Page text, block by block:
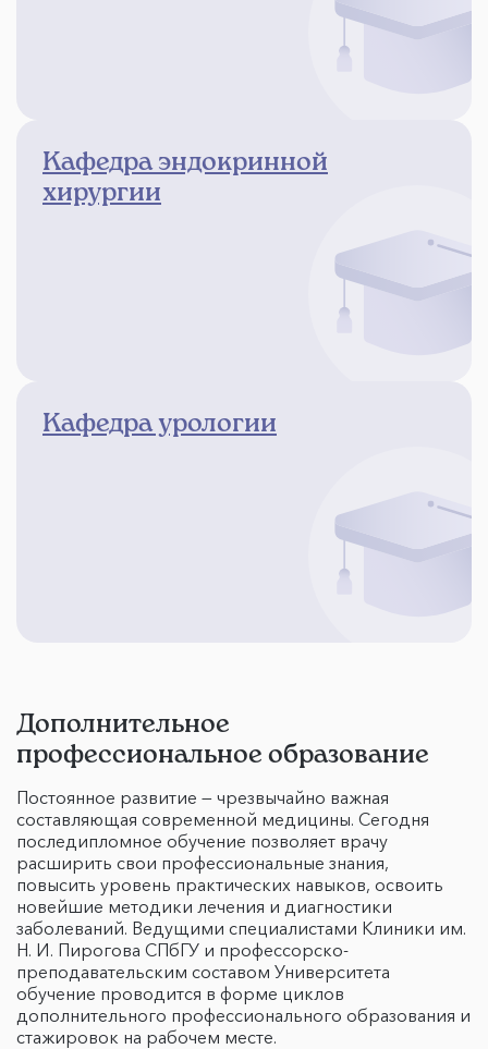
Кафедра эндокринной
хирургии
Кафедра урологии
Дополнительное
профессиональное образование
Постоянное развитие — чрезвычайно важная
составляющая современной медицины. Сегодня
последипломное обучение позволяет врачу
расширить свои профессиональные знания,
повысить уровень практических навыков, освоить
новейшие методики лечения и диагностики
заболеваний. Ведущими специалистами Клиники им.
Н. И. Пирогова СПбГУ и профессорско-
преподавательским составом Университета
обучение проводится в форме циклов
дополнительного профессионального образования и
стажировок на рабочем месте.